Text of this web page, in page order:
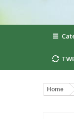
Home